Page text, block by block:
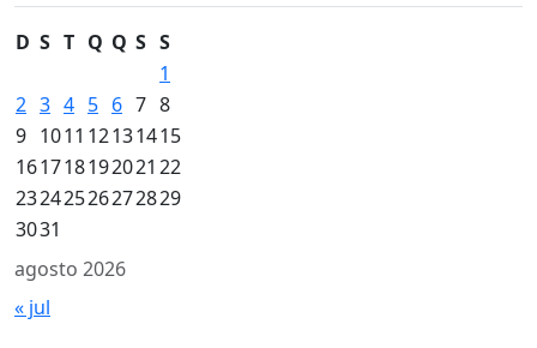
agosto 2026
D S T Q Q S S
1
2 3 4 5 6 7 8
9 1011 12131415
161718192021 22
23242526272829
3031
« jul